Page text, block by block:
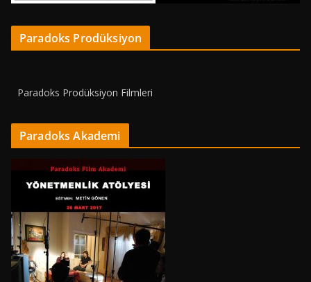
Paradoks Prodüksiyon
Paradoks Prodüksiyon Filmleri
Paradoks Akademi